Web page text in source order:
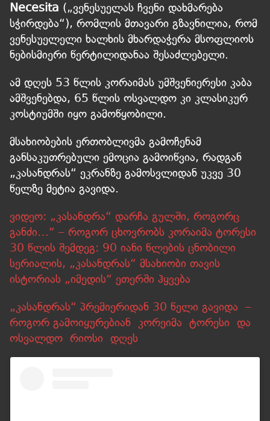
Necesita („ვენესუელას ჩვენი დახმარება
სჭირდება“), რომლის მთავარი გზავნილია, რომ
ვენესუელელი ხალხის მხარდაჭერა მსოფლიოს
ნებისმიერი წერტილიდანაა შესაძლებელი.
ამ დღეს 53 წლის კორაიმას უმშვენიერესი კაბა
ამშვენებდა, 65 წლის ოსვალდო კი კლასიკურ
კოსტიუმში იყო გამოწყობილი.
მსახიობების ერთობლივმა გამოჩენამ
განსაკუთრებული ემოცია გამოიწვია, რადგან
„კასანდრას“ ეკრანზე გამოსვლიდან უკვე 30
წელზე მეტია გავიდა.
ვიდეო: „კასანდრა“ დარჩა გულში, როგორც
განძი…“ – როგორ ცხოვრობს კორაიმა ტორესი
30 წლის შემდეგ: 90 იანი წლების ცნობილი
სერიალის, „კასანდრას“ მსახიობი თავის
ისტორიას „იმედის“ ეთერში ჰყვება
„კასანდრას“ პრემიერიდან 30 წელი გავიდა –
როგორ გამოიყურებიან კორეიმა ტორესი და
ოსვალდო რიოსი დღეს